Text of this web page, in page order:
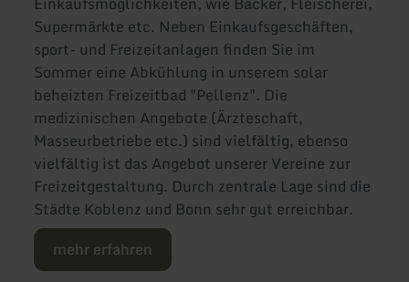
Supermärkte etc. Neben Einkaufsgeschäften,
sport- und Freizeitanlagen finden Sie im
Sommer eine Abkühlung in unserem solar
beheizten Freizeitbad "Pellenz". Die
medizinischen Angebote (Ärzteschaft,
Masseurbetriebe etc.) sind vielfältig, ebenso
vielfältig ist das Angebot unserer Vereine zur
Freizeitgestaltung. Durch zentrale Lage sind die
Städte Koblenz und Bonn sehr gut erreichbar.
mehr erfahren